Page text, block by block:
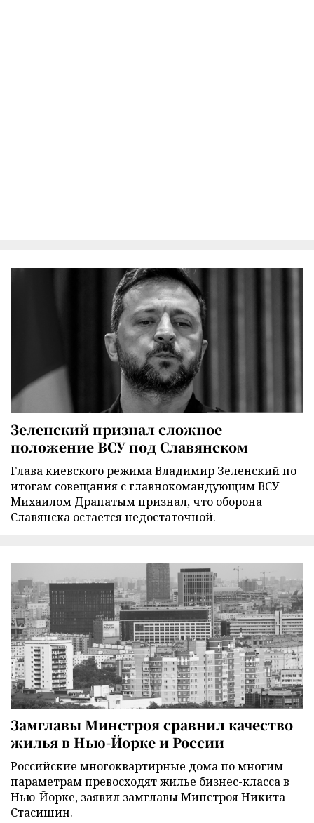
Зеленский признал сложное
положение ВСУ под Славянском
Глава киевского режима Владимир Зеленский по
итогам совещания с главнокомандующим ВСУ
Михаилом Драпатым признал, что оборона
Славянска остается недостаточной.
Замглавы Минстроя сравнил качество
жилья в Нью-Йорке и России
Российские многоквартирные дома по многим
параметрам превосходят жилье бизнес-класса в
Нью-Йорке, заявил замглавы Минстроя Никита
Стасишин.